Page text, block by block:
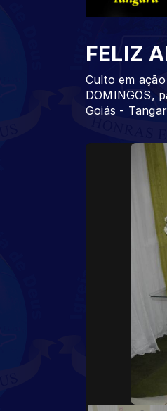
FELIZ
Culto em
DOMINGOS,
Goiás -